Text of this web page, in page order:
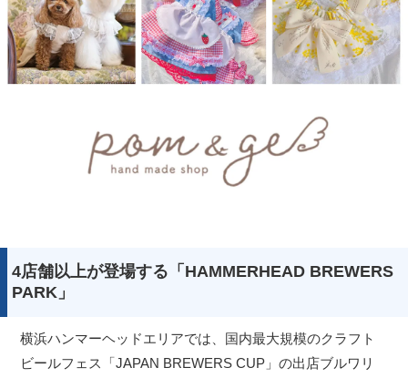
4店舗以上が登場する「HAMMERHEAD BREWERS
PARK」
横浜ハンマーヘッドエリアでは、国内最大規模のクラフト
ビールフェス「JAPAN BREWERS CUP」の出店ブルワリ